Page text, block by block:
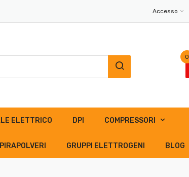
Accesso
0
ELETTRICO DPI COMPRESSORI
GRUPPI ELETTROGENI BLOG